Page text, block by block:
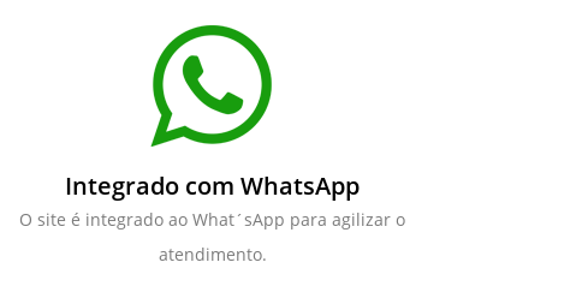
Integrado com WhatsApp
O site é integrado ao What´sApp para agilizar o
atendimento.